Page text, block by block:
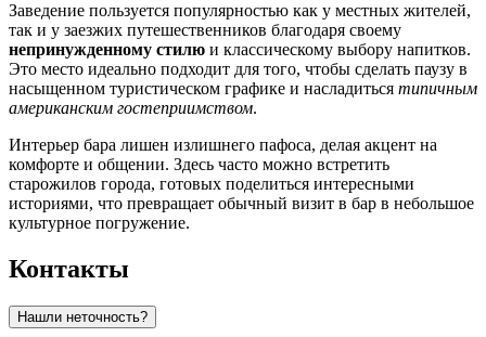
Заведение пользуется популярностью как у местных жителей,
так и у заезжих путешественников благодаря своему
непринужденному стилю и классическому выбору напитков.
Это место идеально подходит для того, чтобы сделать паузу в
насыщенном туристическом графике и насладиться типичным
американским гостеприимством.
Интерьер бара лишен излишнего пафоса, делая акцент на
комфорте и общении. Здесь часто можно встретить
старожилов города, готовых поделиться интересными
историями, что превращает обычный визит в бар в небольшое
культурное погружение.
Контакты
Нашли неточность?